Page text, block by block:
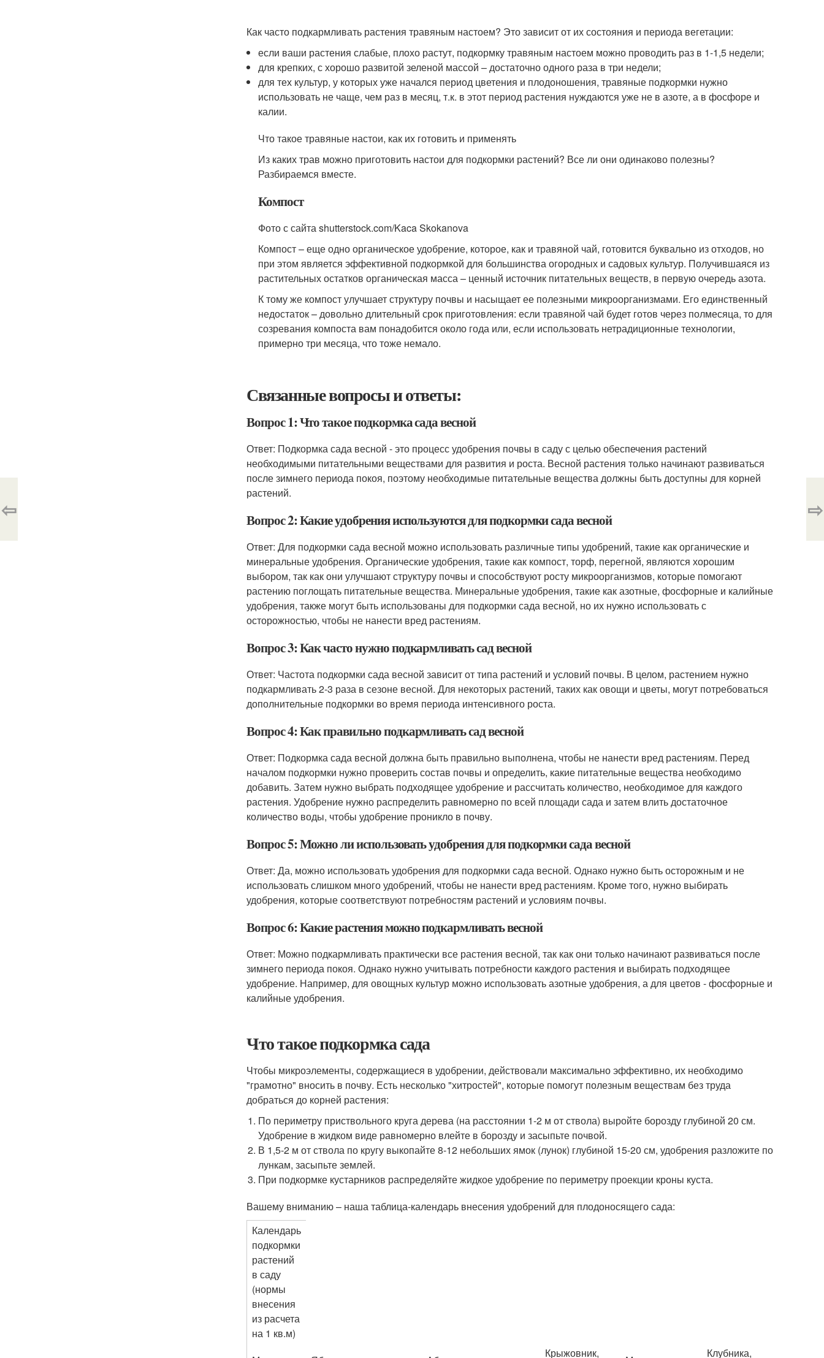
Как часто подкармливать растения травяным настоем? Это зависит от их состояния и периода вегетации:
если ваши растения слабые, плохо растут, подкормку травяным настоем можно проводить раз в 1-1,5 недели;
для крепких, с хорошо развитой зеленой массой – достаточно одного раза в три недели;
для тех культур, у которых уже начался период цветения и плодоношения, травяные подкормки нужно
использовать не чаще, чем раз в месяц, т.к. в этот период растения нуждаются уже не в азоте, а в фосфоре и
калии.
Что такое травяные настои, как их готовить и применять
Из каких трав можно приготовить настои для подкормки растений? Все ли они одинаково полезны?
Разбираемся вместе.
Компост
Фото с сайта shutterstock.com/Kaca Skokanova
Компост – еще одно органическое удобрение, которое, как и травяной чай, готовится буквально из отходов, но
при этом является эффективной подкормкой для большинства огородных и садовых культур. Получившаяся из
растительных остатков органическая масса – ценный источник питательных веществ, в первую очередь азота.
К тому же компост улучшает структуру почвы и насыщает ее полезными микроорганизмами. Его единственный
недостаток – довольно длительный срок приготовления: если травяной чай будет готов через полмесяца, то для
созревания компоста вам понадобится около года или, если использовать нетрадиционные технологии,
примерно три месяца, что тоже немало.
Связанные вопросы и ответы:
Вопрос 1: Что такое подкормка сада весной
Ответ: Подкормка сада весной - это процесс удобрения почвы в саду с целью обеспечения растений
необходимыми питательными веществами для развития и роста. Весной растения только начинают развиваться
после зимнего периода покоя, поэтому необходимые питательные вещества должны быть доступны для корней
растений.
Вопрос 2: Какие удобрения используются для подкормки сада весной
Ответ: Для подкормки сада весной можно использовать различные типы удобрений, такие как органические и
минеральные удобрения. Органические удобрения, такие как компост, торф, перегной, являются хорошим
выбором, так как они улучшают структуру почвы и способствуют росту микроорганизмов, которые помогают
растению поглощать питательные вещества. Минеральные удобрения, такие как азотные, фосфорные и калийные
удобрения, также могут быть использованы для подкормки сада весной, но их нужно использовать с
осторожностью, чтобы не нанести вред растениям.
Вопрос 3: Как часто нужно подкармливать сад весной
Ответ: Частота подкормки сада весной зависит от типа растений и условий почвы. В целом, растением нужно
подкармливать 2-3 раза в сезоне весной. Для некоторых растений, таких как овощи и цветы, могут потребоваться
дополнительные подкормки во время периода интенсивного роста.
Вопрос 4: Как правильно подкармливать сад весной
Ответ: Подкормка сада весной должна быть правильно выполнена, чтобы не нанести вред растениям. Перед
началом подкормки нужно проверить состав почвы и определить, какие питательные вещества необходимо
добавить. Затем нужно выбрать подходящее удобрение и рассчитать количество, необходимое для каждого
растения. Удобрение нужно распределить равномерно по всей площади сада и затем влить достаточное
количество воды, чтобы удобрение проникло в почву.
Вопрос 5: Можно ли использовать удобрения для подкормки сада весной
Ответ: Да, можно использовать удобрения для подкормки сада весной. Однако нужно быть осторожным и не
использовать слишком много удобрений, чтобы не нанести вред растениям. Кроме того, нужно выбирать
удобрения, которые соответствуют потребностям растений и условиям почвы.
Вопрос 6: Какие растения можно подкармливать весной
Ответ: Можно подкармливать практически все растения весной, так как они только начинают развиваться после
зимнего периода покоя. Однако нужно учитывать потребности каждого растения и выбирать подходящее
удобрение. Например, для овощных культур можно использовать азотные удобрения, а для цветов - фосфорные и
калийные удобрения.
Что такое подкормка сада
Чтобы микроэлементы, содержащиеся в удобрении, действовали максимально эффективно, их необходимо
"грамотно" вносить в почву. Есть несколько "хитростей", которые помогут полезным веществам без труда
добраться до корней растения:
По периметру приствольного круга дерева (на расстоянии 1-2 м от ствола) выройте борозду глубиной 20 см.
Удобрение в жидком виде равномерно влейте в борозду и засыпьте почвой.
В 1,5-2 м от ствола по кругу выкопайте 8-12 небольших ямок (лунок) глубиной 15-20 см, удобрения разложите по
лункам, засыпьте землей.
При подкормке кустарников распределяйте жидкое удобрение по периметру проекции кроны куста.
Вашему вниманию – наша таблица-календарь внесения удобрений для плодоносящего сада:
Календарь
подкормки
растений
в саду
(нормы
внесения
из расчета
на 1 кв.м)
Крыжовник, Клубника,
⇦ ⇨